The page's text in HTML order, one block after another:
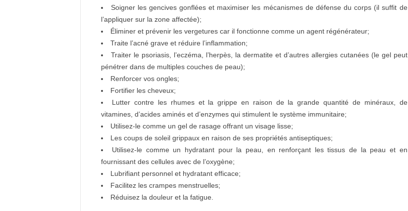
Soigner les gencives gonflées et maximiser les mécanismes de défense du corps (il suffit de
l’appliquer sur la zone affectée);
Éliminer et prévenir les vergetures car il fonctionne comme un agent régénérateur;
Traite l’acné grave et réduire l’inflammation;
Traiter le psoriasis, l’eczéma, l’herpès, la dermatite et d’autres allergies cutanées (le gel peut
pénétrer dans de multiples couches de peau);
Renforcer vos ongles;
Fortifier les cheveux;
Lutter contre les rhumes et la grippe en raison de la grande quantité de minéraux, de
vitamines, d’acides aminés et d’enzymes qui stimulent le système immunitaire;
Utilisez-le comme un gel de rasage offrant un visage lisse;
Les coups de soleil grippaux en raison de ses propriétés antiseptiques;
Utilisez-le comme un hydratant pour la peau, en renforçant les tissus de la peau et en
fournissant des cellules avec de l’oxygène;
Lubrifiant personnel et hydratant efficace;
Facilitez les crampes menstruelles;
Réduisez la douleur et la fatigue.